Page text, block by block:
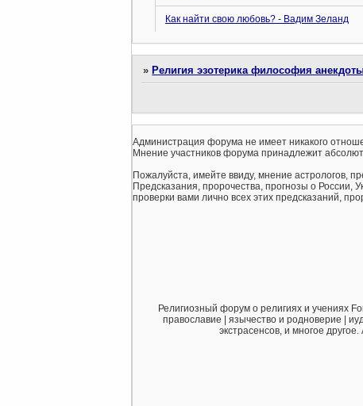
Как найти свою любовь? - Вадим Зеланд
»Религия эзотерика философия
Администрация форума не имеет никакого
Мнение участников форума принадлежит
Пожалуйста, имейте ввиду, мнение астрологов,
Предсказания, пророчества, прогнозы о
проверки вами лично всех этих предсказаний,
Религиозный форум о религиях и учениях
православие | язычество и родноверие |
экстрасенсов, и многое